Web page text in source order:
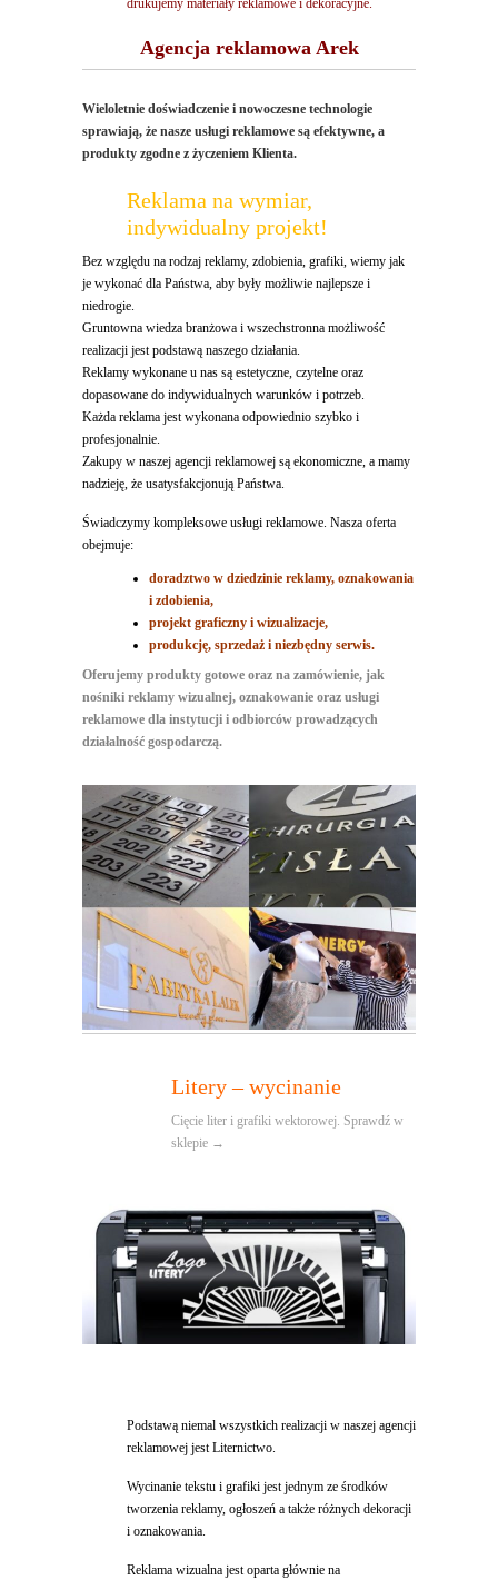
drukujemy materiały reklamowe i dekoracyjne.
Agencja reklamowa Arek
Wieloletnie doświadczenie i nowoczesne technologie
sprawiają, że nasze usługi reklamowe są efektywne, a
produkty zgodne z życzeniem Klienta.
Reklama na wymiar,
indywidualny projekt!
Bez względu na rodzaj reklamy, zdobienia, grafiki, wiemy jak
je wykonać dla Państwa, aby były możliwie najlepsze i
niedrogie.
Gruntowna wiedza branżowa i wszechstronna możliwość
realizacji jest podstawą naszego działania.
Reklamy wykonane u nas są estetyczne, czytelne oraz
dopasowane do indywidualnych warunków i potrzeb.
Każda reklama jest wykonana odpowiednio szybko i
profesjonalnie.
Zakupy w naszej agencji reklamowej są ekonomiczne, a mamy
nadzieję, że usatysfakcjonują Państwa.
Świadczymy kompleksowe usługi reklamowe. Nasza oferta
obejmuje:
doradztwo w dziedzinie reklamy, oznakowania
i zdobienia,
projekt graficzny i wizualizacje,
produkcję, sprzedaż i niezbędny serwis.
Oferujemy produkty gotowe oraz na zamówienie, jak
nośniki reklamy wizualnej, oznakowanie oraz usługi
reklamowe dla instytucji i odbiorców prowadzących
działalność gospodarczą.
Litery – wycinanie
Cięcie liter i grafiki wektorowej. Sprawdź w
sklepie →
Podstawą niemal wszystkich realizacji w naszej agencji
reklamowej jest Liternictwo.
Wycinanie tekstu i grafiki jest jednym ze środków
tworzenia reklamy, ogłoszeń a także różnych dekoracji
i oznakowania.
Reklama wizualna jest oparta głównie na